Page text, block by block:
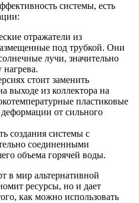
системы, есть
отражатели из
под трубкой. Они
лучи, значительно
нагрева.
стоит заменить
выходе из коллектора на
пластиковые
от сильного
создания системы с
соединенными
объема горячей воды.
в мир альтернативной
ресурсы, но и дает
как можно использовать